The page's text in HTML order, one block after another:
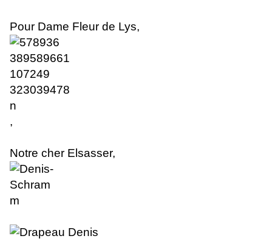
Pour Dame Fleur de Lys,
,
Notre cher Elsasser,